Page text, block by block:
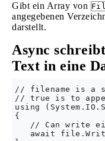
Gibt ein Array von
angegebenen
darstellt.
Async
Text in eine
// filename is a
// true is to
using
{
// Can write
await